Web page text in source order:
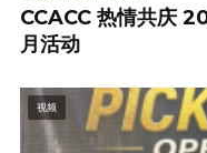
CCACC 热情共庆
月活动
视频